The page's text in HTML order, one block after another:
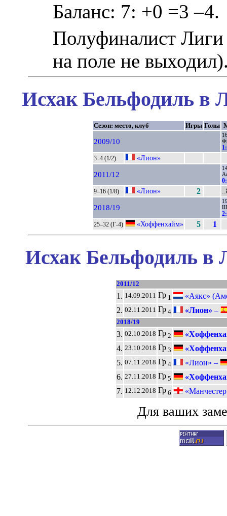
Баланс: 7: +0 =3 –4.
Полуфиналист
на поле не
Исхак Бельфодиль в
Сезон: место, клуб Игры Голы
2009/10
3–4 (1/2) «Лион»
2011/12
9–16 (1/8) «Лион» 2
2018/19
25–32 (Г-4) «Хоффенхайм» 5 1
Исхак Бельфодиль в
2011/12
1. 14.09.2011 Гр1
«Аякс»
2. 02.11.2011 Гр4 «Лион» –
2018/19
3. 02.10.2018 Гр2
4. 23.10.2018 Гр3
5. 07.11.2018 Гр4
«Лион» –
6. 27.11.2018 Гр5
7. 12.12.2018 Гр6
Для ваших